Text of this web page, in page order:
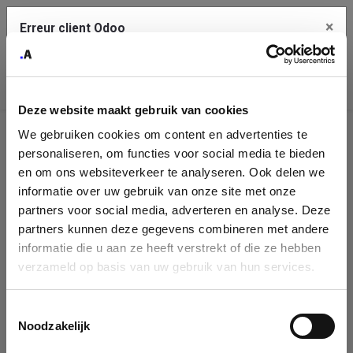
Deze website maakt gebruik van cookies
We gebruiken cookies om content en advertenties te
personaliseren, om functies voor social media te bieden
en om ons websiteverkeer te analyseren. Ook delen we
informatie over uw gebruik van onze site met onze
partners voor social media, adverteren en analyse. Deze
partners kunnen deze gegevens combineren met andere
informatie die u aan ze heeft verstrekt of die ze hebben
verzameld op basis van uw gebruik van hun services.
Noodzakelijk
Identification
de
l'entreprise
Please fill in your company details
form. If you don't find your company in our database, you can create
a new company record with the button below.
Erreur client Odoo ×
Une erreur s'est produite
Utilisez le bouton Copier pour reporter cette erreur à votre
service de support.
Voir les détails
Ok